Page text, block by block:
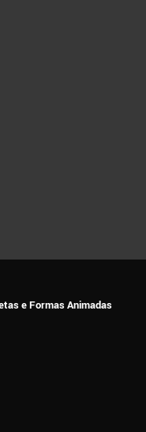
e Formas Animadas